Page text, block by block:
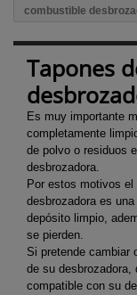
combustible
Tapones
Es muy importante
completamente
de polvo o residuos
desbrozadora.
Por estos motivos
desbrozadora es
depósito limpio,
se pierden.
Si pretende cambiar
de su desbrozadora,
compatible con su